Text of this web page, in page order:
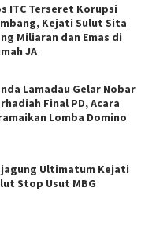
ITC Terseret Korupsi
Kejati Sulut Sita
Miliaran dan Emas di
JA
Lamadau Gelar Nobar
Final PD, Acara
Lomba Domino
Ultimatum Kejati
Stop Usut MBG